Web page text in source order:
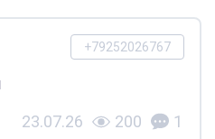
+79252026767
23.07.26 200 1